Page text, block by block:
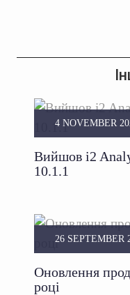
Вийшов i2
10.1.1
4 NOVEMBER
Оновлення
році
26 SEPTEMBER